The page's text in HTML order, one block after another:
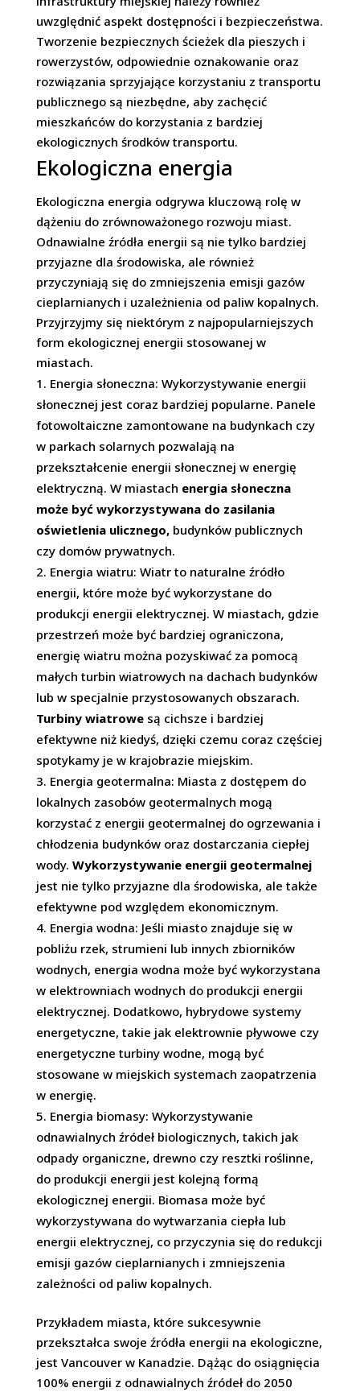
uwzględnić aspekt dostępności i bezpieczeństwa.
Tworzenie bezpiecznych ścieżek dla pieszych i
rowerzystów, odpowiednie oznakowanie oraz
rozwiązania sprzyjające korzystaniu z transportu
publicznego są niezbędne, aby zachęcić
mieszkańców do korzystania z bardziej
ekologicznych środków transportu.
Ekologiczna energia
Ekologiczna energia odgrywa kluczową rolę w
dążeniu do zrównoważonego rozwoju miast.
Odnawialne źródła energii są nie tylko bardziej
przyjazne dla środowiska, ale również
przyczyniają się do zmniejszenia emisji gazów
cieplarnianych i uzależnienia od paliw kopalnych.
Przyjrzyjmy się niektórym z najpopularniejszych
form ekologicznej energii stosowanej w
miastach.
Energia słoneczna: Wykorzystywanie energii
słonecznej jest coraz bardziej popularne. Panele
fotowoltaiczne zamontowane na budynkach czy
w parkach solarnych pozwalają na
przekształcenie energii słonecznej w energię
elektryczną. W miastach energia słoneczna
może być wykorzystywana do zasilania
oświetlenia ulicznego,budynków publicznych
czy domów prywatnych.
Energia wiatru: Wiatr to naturalne źródło
energii, które może być wykorzystane do
produkcji energii elektrycznej. W miastach, gdzie
przestrzeń może być bardziej ograniczona,
energię wiatru można pozyskiwać za pomocą
małych turbin wiatrowych na dachach budynków
lub w specjalnie przystosowanych obszarach.
Turbiny wiatrowesą cichsze i bardziej
efektywne niż kiedyś, dzięki czemu coraz częściej
spotykamy je w krajobrazie miejskim.
Energia geotermalna: Miasta z dostępem do
lokalnych zasobów geotermalnych mogą
korzystać z energii geotermalnej do ogrzewania i
chłodzenia budynków oraz dostarczania ciepłej
wody. Wykorzystywanie energii geotermalnej
jest nie tylko przyjazne dla środowiska, ale także
efektywne pod względem ekonomicznym.
Energia wodna: Jeśli miasto znajduje się w
pobliżu rzek, strumieni lub innych zbiorników
wodnych, energia wodna może być wykorzystana
w elektrowniach wodnych do produkcji energii
elektrycznej. Dodatkowo, hybrydowe systemy
energetyczne, takie jak elektrownie pływowe czy
energetyczne turbiny wodne, mogą być
stosowane w miejskich systemach zaopatrzenia
w energię.
Energia biomasy: Wykorzystywanie
odnawialnych źródeł biologicznych, takich jak
odpady organiczne, drewno czy resztki roślinne,
do produkcji energii jest kolejną formą
ekologicznej energii. Biomasa może być
wykorzystywana do wytwarzania ciepła lub
energii elektrycznej, co przyczynia się do redukcji
emisji gazów cieplarnianych i zmniejszenia
zależności od paliw kopalnych.
Przykładem miasta, które sukcesywnie
przekształca swoje źródła energii na ekologiczne,
jest Vancouver w Kanadzie. Dążąc do osiągnięcia
100% energii z odnawialnych źródeł do 2050